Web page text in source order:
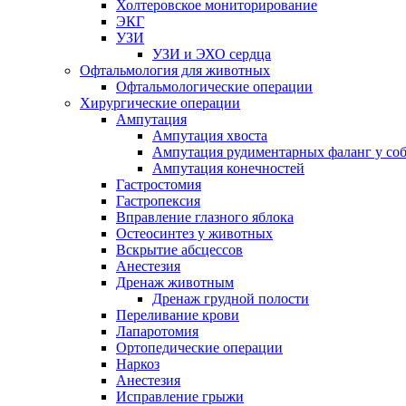
Холтеровское мониторирование
ЭКГ
УЗИ
УЗИ и ЭХО сердца
Офтальмология для животных
Офтальмологические операции
Хирургические операции
Ампутация
Ампутация хвоста
Ампутация рудиментарных фаланг у
Ампутация конечностей
Гастростомия
Гастропексия
Вправление глазного яблока
Остеосинтез у животных
Вскрытие абсцессов
Анестезия
Дренаж животным
Дренаж грудной полости
Переливание крови
Лапаротомия
Ортопедические операции
Наркоз
Анестезия
Исправление грыжи